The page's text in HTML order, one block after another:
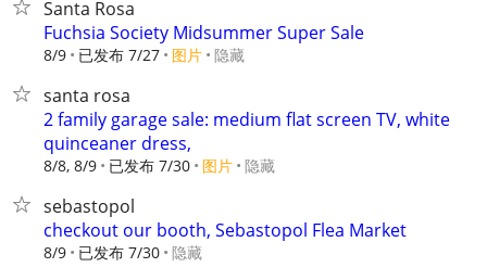
Santa Rosa
Fuchsia Society Midsummer Super Sale
8/9 已发布 7/27 图片 隐藏
santa rosa
2 family garage sale: medium flat screen TV, white
quinceaner dress,
8/8, 8/9 已发布 7/30 图片 隐藏
sebastopol
checkout our booth, Sebastopol Flea Market
8/9 已发布 7/30 隐藏